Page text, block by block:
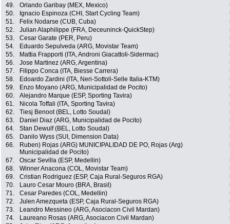
49.
Orlando Garibay (MEX, Mexico)
50.
Ignacio Espinoza (CHI, Start Cycling Team)
51.
Felix Nodarse (CUB, Cuba)
52.
Julian Alaphilippe (FRA, Deceuninck-QuickStep)
53.
Cesar Garate (PER, Peru)
54.
Eduardo Sepulveda (ARG, Movistar Team)
55.
Mattia Frapporti (ITA, Androni Giacattoli-Sidermac)
56.
Jose Martinez (ARG, Argentina)
57.
Filippo Conca (ITA, Biesse Carrera)
58.
Edoardo Zardini (ITA, Neri-Sottoli-Selle Italia-KTM)
59.
Enzo Moyano (ARG, Municipalidad de Pocito)
60.
Alejandro Marque (ESP, Sporting Tavira)
61.
Nicola Toffali (ITA, Sporting Tavira)
62.
Tiesj Benoot (BEL, Lotto Soudal)
63.
Daniel Diaz (ARG, Municipalidad de Pocito)
64.
Stan Dewulf (BEL, Lotto Soudal)
65.
Danilo Wyss (SUI, Dimension Data)
66.
Ruben) Rojas (ARG) MUNICIPALIDAD DE PO, Rojas (Arg)
Municipalidad de Pocito)
67. Oscar Sevilla (ESP, Medellin)
68.
Winner Anacona (COL, Movistar Team)
69.
Cristian Rodriguez (ESP, Caja Rural-Seguros RGA)
70.
Lauro Cesar Mouro (BRA, Brasil)
71.
Cesar Paredes (COL, Medellin)
72.
Julen Amezqueta (ESP, Caja Rural-Seguros RGA)
73.
Leandro Messineo (ARG, Asociacon Civil Mardan)
74.
Laureano Rosas (ARG, Asociacon Civil Mardan)